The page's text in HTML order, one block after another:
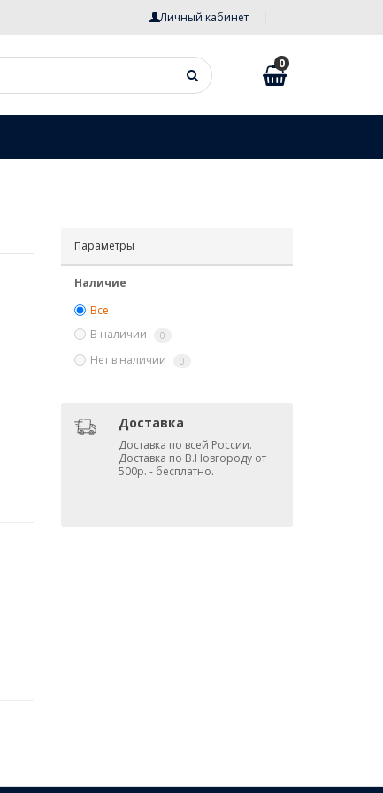
Личный кабинет
0
Параметры
Наличие
Все
В наличии
0
Нет в наличии 0
Доставка
Доставка по всей России.
Доставка по В.Новгороду от
500р. - бесплатно.